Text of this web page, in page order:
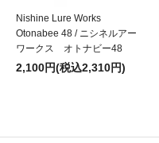
Nishine Lure Works
Otonabee 48 / ニシネルアー
ワークス オトナビー48
2,100円(税込2,310円)